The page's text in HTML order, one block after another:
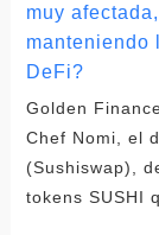
muy
manteniendo
DeFi?
Golden
Chef Nomi, el
(Sushiswap),
tokens SUSHI